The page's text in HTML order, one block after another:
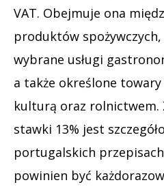
VAT. Obejmuje ona
produktów
wybrane usługi
a także określone towary
kulturą oraz rolnictwem.
stawki 13% jest
portugalskich
powinien być